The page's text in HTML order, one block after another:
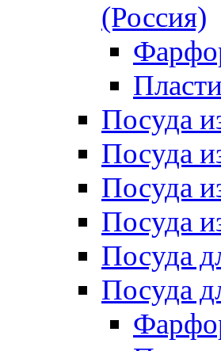
(Россия)
Посуда
Посуда
Посуда
Посуда
Посуда
Посуда